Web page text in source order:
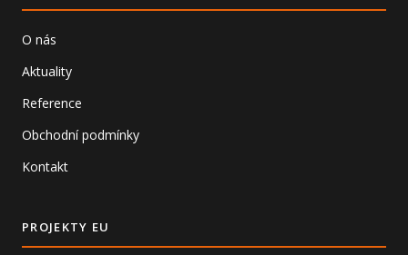
O nás
Aktuality
Reference
Obchodní podmínky
Kontakt
PROJEKTY EU